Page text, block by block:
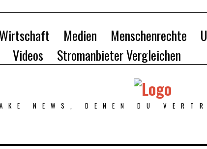
Wirtschaft Medien Menschenrechte
Videos Stromanbieter Vergleichen
NEWS, DENEN DU